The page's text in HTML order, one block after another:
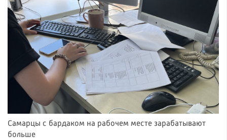
Самарцы с бардаком на рабочем месте зарабатывают
больше